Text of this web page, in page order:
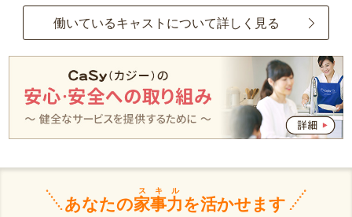
働いているキャストについて詳しく見る
あなたの家事力
スキル
を活かせます